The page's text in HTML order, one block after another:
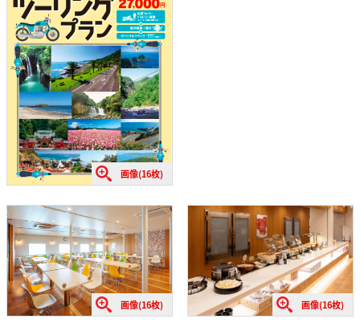
画像(16枚)
画像(16枚) 画像(16枚)